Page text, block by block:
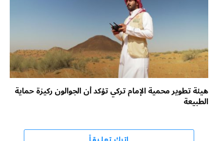
هيئة تطوير محمية الإمام تركي تؤكد أن الجوالون ركيزة حماية
الطبيعة
اترك تعليقاً